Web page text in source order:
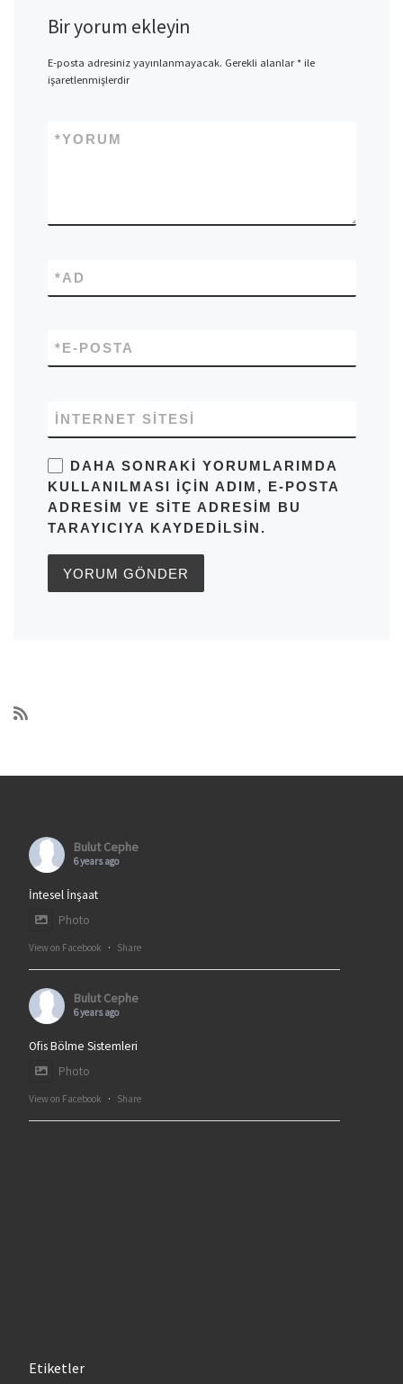
Bir yorum ekleyin
E-posta adresiniz yayınlanmayacak. Gerekli alanlar*ile
işaretlenmişlerdir
YORUM
*
AD
*
E-POSTA
*
İNTERNET SITESI
DAHA SONRAKI YORUMLARIMDA
KULLANILMASI IÇIN ADIM, E-POSTA
ADRESIM VE SITE ADRESIM BU
TARAYICIYA KAYDEDILSIN.
Bulut Cephe
6 years ago
İntesel İnşaat
Photo
View on Facebook · Share
Bulut Cephe
6 years ago
Ofis Bölme Sistemleri
Photo
View on Facebook · Share
Etiketler